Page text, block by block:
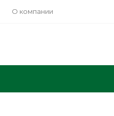
О компании